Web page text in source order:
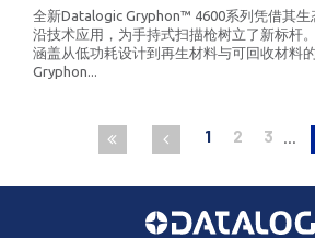
全新Datalogic Gryphon™ 4600系列凭借其生
沿技术应用，为手持式扫描枪树立了新标杆
涵盖从低功耗设计到再生材料与可回收材料的
Gryphon...
1 2 3